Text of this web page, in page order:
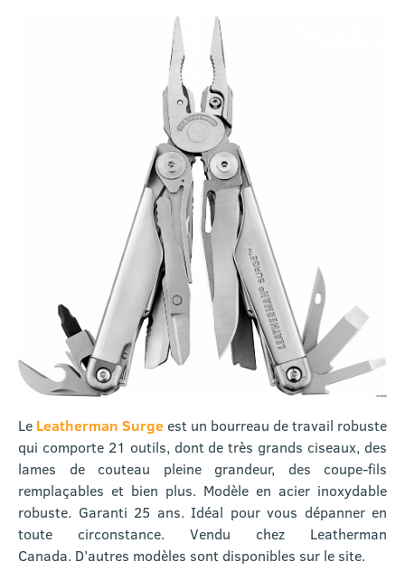
Le Leatherman Surge est un bourreau de travail robuste
qui comporte 21 outils, dont de très grands ciseaux, des
lames de couteau pleine grandeur, des coupe-fils
remplaçables et bien plus. Modèle en acier inoxydable
robuste. Garanti 25 ans. Idéal pour vous dépanner en
toute circonstance. Vendu chez Leatherman
Canada. D’autres modèles sont disponibles sur le site.